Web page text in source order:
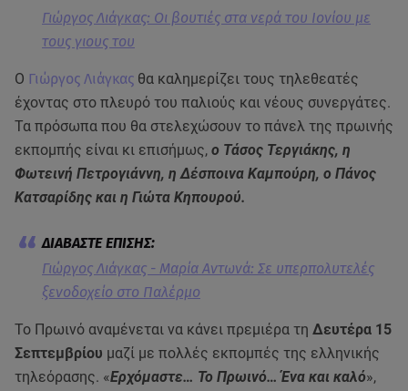
Γιώργος Λιάγκας: Οι βουτιές στα νερά του Ιονίου με
τους γιους του
Ο Γιώργος Λιάγκας θα καλημερίζει τους τηλεθεατές
έχοντας στο πλευρό του παλιούς και νέους συνεργάτες.
Τα πρόσωπα που θα στελεχώσουν το πάνελ της πρωινής
εκπομπής είναι κι επισήμως, ο Τάσος Τεργιάκης, η
Φωτεινή Πετρογιάννη, η Δέσποινα Καμπούρη, ο Πάνος
Κατσαρίδης και η Γιώτα Κηπουρού.
Γιώργος Λιάγκας - Μαρία Αντωνά: Σε υπερπολυτελές
ξενοδοχείο στο Παλέρμο
Το Πρωινό αναμένεται να κάνει πρεμιέρα τη Δευτέρα 15
Σεπτεμβρίου μαζί με πολλές εκπομπές της ελληνικής
τηλεόρασης. «Ερχόμαστε… Το Πρωινό… Ένα και καλό»,